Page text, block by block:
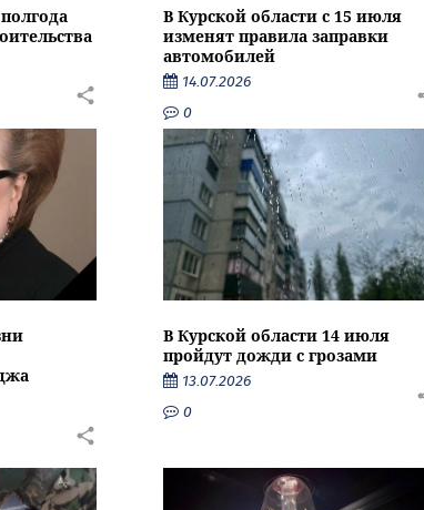
В Курской области с 15 июля
изменят правила заправки
автомобилей
14.07.2026
0
В Курской области 14 июля
пройдут дожди с грозами
13.07.2026
0